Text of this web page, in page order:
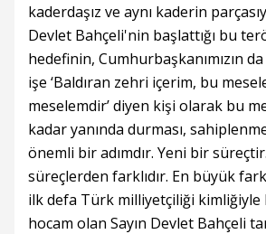
kaderdaşız ve aynı kaderin
Devlet Bahçeli'nin başlattığı bu
hedefinin, Cumhurbaşkanımızın
işe ‘Baldıran zehri içerim, bu
meselemdir’ diyen kişi olarak bu
kadar yanında durması,
önemli bir adımdır. Yeni bir
süreçlerden farklıdır. En büyük
ilk defa Türk milliyetçiliği kimliğiyle
hocam olan Sayın Devlet Bahçeli